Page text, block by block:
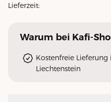
Lieferzeit:
Warum bei Kafi-
Kostenfreie
Liechtenstein